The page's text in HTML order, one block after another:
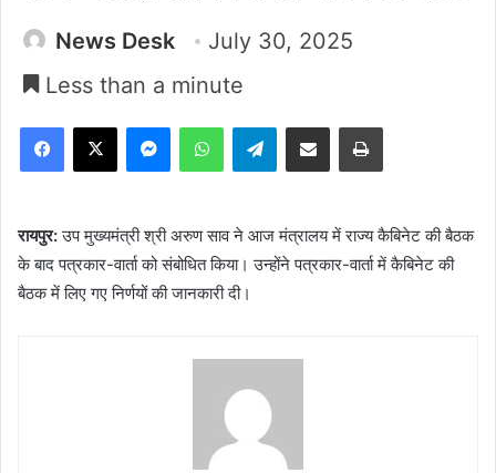
News Desk
July 30, 2025
Less than a minute
Facebook
X MessengerWhatsAppTelegramShare via Email Print
रायपुर:उप मुख्यमंत्री श्री अरुण साव ने आज मंत्रालय में राज्य कैबिनेट की बैठक
के बाद पत्रकार-वार्ता को संबोधित किया। उन्होंने पत्रकार-वार्ता में कैबिनेट की
बैठक में लिए गए निर्णयों की जानकारी दी।